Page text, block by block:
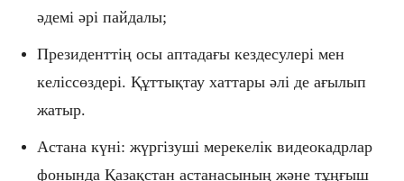
әдемі әрі пайдалы;
Президенттің осы аптадағы кездесулері мен
келіссөздері. Құттықтау хаттары әлі де ағылып
жатыр.
Астана күні: жүргізуші мерекелік видеокадрлар
фонында Қазақстан астанасының және тұңғыш